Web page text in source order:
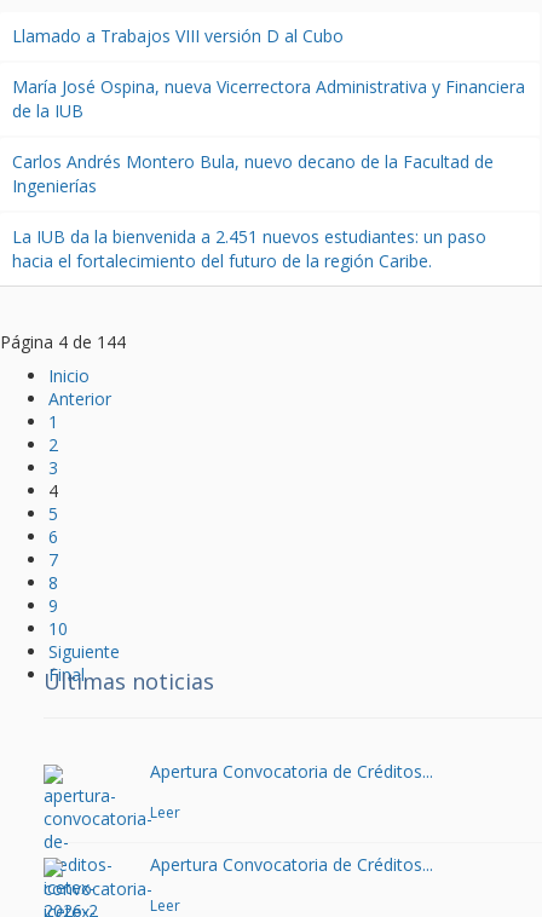
Llamado a Trabajos VIII versión D al Cubo
María José Ospina, nueva Vicerrectora Administrativa y Financiera
de la IUB
Carlos Andrés Montero Bula, nuevo decano de la Facultad de
Ingenierías
La IUB da la bienvenida a 2.451 nuevos estudiantes: un paso
hacia el fortalecimiento del futuro de la región Caribe.
Página 4 de 144
Inicio
Anterior
1
2
3
4
5
6
7
8
9
10
Siguiente
Final
Últimas noticias
Apertura Convocatoria de Créditos...
Leer
Apertura Convocatoria de Créditos...
Leer